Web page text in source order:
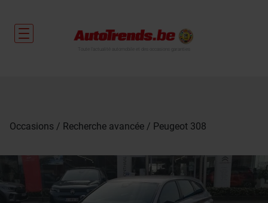
Occasions Recherche avancée Peugeot 308